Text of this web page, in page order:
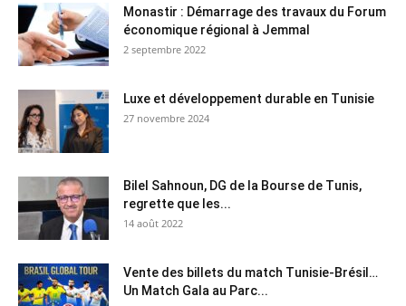
Monastir : Démarrage des travaux du Forum
économique régional à Jemmal
2 septembre 2022
Luxe et développement durable en Tunisie
27 novembre 2024
Bilel Sahnoun, DG de la Bourse de Tunis,
regrette que les...
14 août 2022
Vente des billets du match Tunisie-Brésil…
Un Match Gala au Parc...